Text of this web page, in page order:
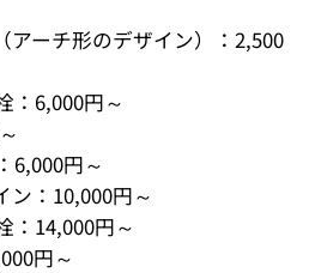
アーチ形のデザイン）：2,500
：6,000円～
6,000円～
ン：10,000円～
：14,000円～
円～